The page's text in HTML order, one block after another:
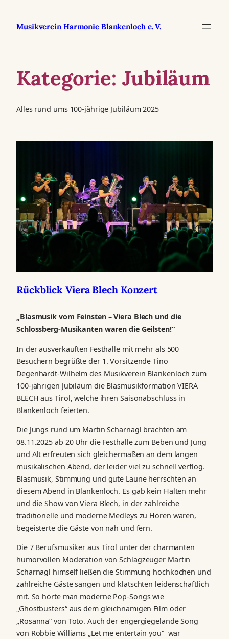
InhaltMusikverein Harmonie Blankenloch e. V.
Kategorie: Jubiläum
Alles rund ums 100-jährige Jubiläum 2025
Rückblick Viera Blech Konzert
„Blasmusik vom Feinsten – Viera Blech und die
Schlossberg-Musikanten waren die Geilsten!“
In der ausverkauften Festhalle mit mehr als 500
Besuchern begrüßte der 1. Vorsitzende Tino
Degenhardt-Wilhelm des Musikverein Blankenloch zum
100-jährigen Jubiläum die Blasmusikformation VIERA
BLECH aus Tirol, welche ihren Saisonabschluss in
Blankenloch feierten.
Die Jungs rund um Martin Scharnagl brachten am
08.11.2025 ab 20 Uhr die Festhalle zum Beben und Jung
und Alt erfreuten sich gleichermaßen an dem langen
musikalischen Abend, der leider viel zu schnell verflog.
Blasmusik, Stimmung und gute Laune herrschten an
diesem Abend in Blankenloch. Es gab kein Halten mehr
und die Show von Viera Blech, in der zahlreiche
traditionelle und moderne Medleys zu Hören waren,
begeisterte die Gäste von nah und fern.
Die 7 Berufsmusiker aus Tirol unter der charmanten
humorvollen Moderation von Schlagzeuger Martin
Scharnagl himself ließen die Stimmung hochkochen und
zahlreiche Gäste sangen und klatschten leidenschaftlich
mit. So hörte man moderne Pop-Songs wie
„Ghostbusters“ aus dem gleichnamigen Film oder
„Rosanna“ von Toto. Auch der engergiegelande Song
von Robbie Williams „Let me entertain you“ war